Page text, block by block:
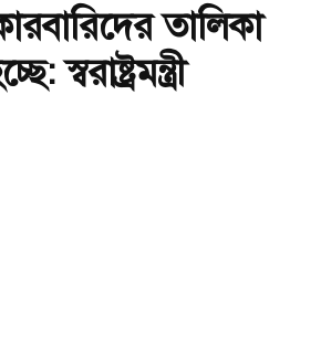
তালিকা
স্বরাষ্ট্রমন্ত্রী